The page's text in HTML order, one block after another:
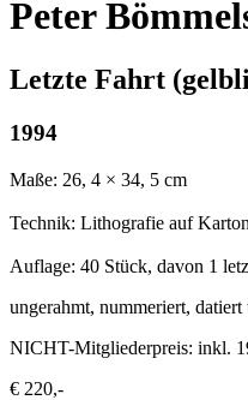
Peter
Letzte Fahrt
1994
Maße: 26, 4 × 34, 5 cm
Technik: Lithografie auf Karton
Auflage: 40 Stück, davon 1
ungerahmt, nummeriert,
NICHT-Mitgliederpreis: inkl.
€ 220,-